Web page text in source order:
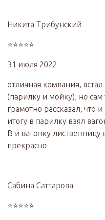
Никита Трибунский
⭐⭐⭐⭐⭐
31 июля 2022
отличная компания,
(парилку и мойку), но
грамотно рассказал, что
итогу в парилку взял
В и вагонку лиственницу
прекрасно
Сабина Саттарова
⭐⭐⭐⭐⭐